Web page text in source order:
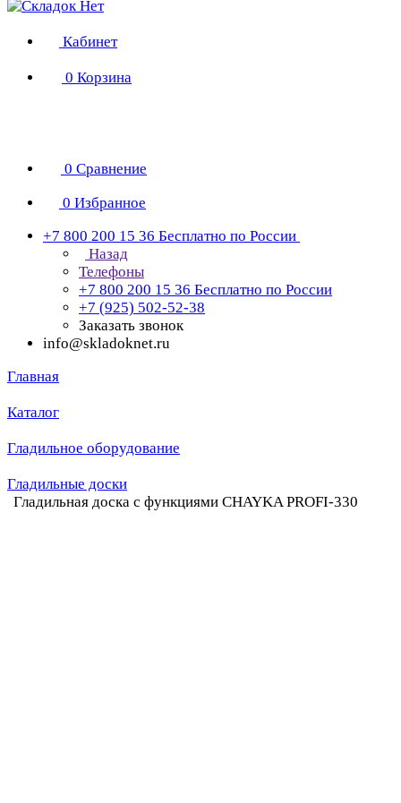
Кабинет
0 Корзина
0 Сравнение
0 Избранное
+7 800 200 15 36 Бесплатно по России
Назад
Телефоны
+7 800 200 15 36 Бесплатно по России
+7 (925) 502-52-38
Заказать звонок
info@skladoknet.ru
Главная
Каталог
Гладильное оборудование
Гладильные доски
Гладильная доска с функциями CHAYKA PROFI-330